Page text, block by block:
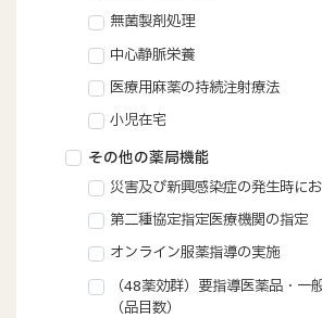
無菌製剤処理
中心静脈栄養
医療用麻薬の持続注射療法
小児在宅
その他の薬局機能
災害及び新興感染症の発生時に
第二種協定指定医療機関の指定
オンライン服薬指導の実施
（48薬効群）要指導医薬品・一
（品目数）